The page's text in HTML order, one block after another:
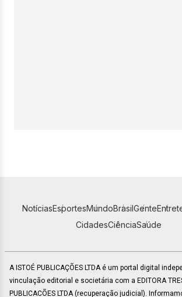
NotíciasEsportesMundoBrasilGente
CidadesCiênciaSaúde
A ISTOÉ PUBLICAÇÕES LTDA é um portal digital
vinculação editorial e societária com a EDITORA
PUBLICACÕES LTDA (recuperação judicial).